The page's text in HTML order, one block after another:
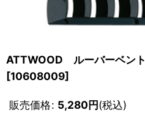
ATTWOOD ルーバーベン
[10608009]
販売価格: 5,280円(税込)